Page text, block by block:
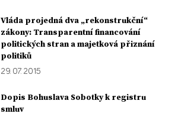
Vláda projedná dva „rekonstrukční“
zákony: Transparentní financování
politických stran a majetková přiznání
politiků
29. 07. 2015
Dopis Bohuslava Sobotky k registru
smluv